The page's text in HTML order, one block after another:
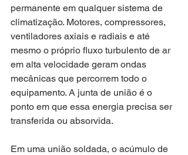
permanente em qualquer sistema de
climatização. Motores, compressores,
ventiladores axiais e radiais e até
mesmo o próprio fluxo turbulento de ar
em alta velocidade geram ondas
mecânicas que percorrem todo o
equipamento. A junta de união é o
ponto em que essa energia precisa ser
transferida ou absorvida.
Em uma união soldada, o acúmulo de